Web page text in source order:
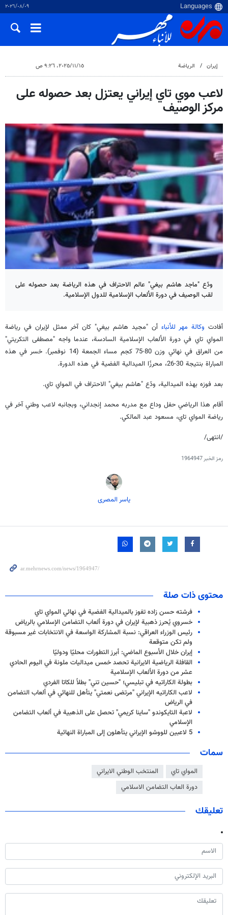
٠٩‏/٠٨‏/٢٠٢٦
إيران الرياضة ١٥‏/١١‏/٢٠٢٥، ٩:٢٦ ص
لاعب موي تاي إيراني يعتزل بعد حصوله على
مركز الوصيف
ودّع "ماجد هاشم بيغي" عالم الاحتراف في هذه الرياضة بعد حصوله على
لقب الوصيف في دورة الألعاب الإسلامية للدول الإسلامية.
أفادت وكالة مهر للأنباء أن "مجيد هاشم بيغي" كان آخر ممثل لإيران في رياضة
المواي تاي في دورة الألعاب الإسلامية السادسة، عندما واجه "مصطفى التكريتي"
من العراق في نهائي وزن 80-75 كجم مساء الجمعة (14 نوفمبر). خسر في هذه
المباراة بنتيجة 30-26، محرزًا الميدالية الفضية في هذه الدورة.
بعد فوزه بهذه الميدالية، ودّع "هاشم بيغي" الاحتراف في المواي تاي.
أقام هذا الرياضي حفل وداع مع مدربه محمد إنجداني، وبجانبه لاعب وطني آخر في
رياضة المواي تاي، مسعود عبد المالكي.
/انتهى/
رمز الخبر1964947
یاسر المصری
محتوى ذات صلة
فرشته حسن زاده تفوز بالميدالية الفضية في نهائي المواي تاي
خسروي يُحرز ذهبية لإيران في دورة ألعاب التضامن الإسلامي بالرياض
رئيس الوزراء العراقي: نسبة المشاركة الواسعة في الانتخابات غير مسبوقة
ولم تكن متوقعة
إيران خلال الأسبوع الماضي: أبرز التطورات محليًا ودوليًا
القافلة الرياضية الايرانية تحصد خمس ميداليات ملونة في اليوم الحادي
عشر من دورة الألعاب الإسلامية
بطولة الكاراتيه في تبليسي؛ "حسين تني" بطلاً للكاتا الفردي
لاعب الكاراتيه الإيراني "مرتضى نعمتي" يتأهل للنهائي في ألعاب التضامن
في الرياض
لاعبة التايكوندو "ساينا كريمي" تحصل على الذهبية في ألعاب التضامن
الإسلامي
5 لاعبين للووشو الإيراني يتأهلون إلى المباراة النهائية
سمات
المواي تاي
المنتخب الوطني الايراني
دورة العاب التضامن الاسلامي
تعليقك